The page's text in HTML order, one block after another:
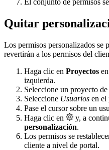
Quitar
Los permisos personalizados se
revertirán a los permisos del
Haga clic en Proyectos
izquierda.
Seleccione un proyecto
Seleccione Usuarios en el
Pase el cursor sobre un
Haga clic en
y, a
personalización.
Los permisos se
cliente a nivel de portal.